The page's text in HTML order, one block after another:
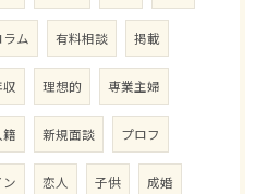
ラム 有料相談 掲載
収 理想的 専業主婦
籍 新規面談 プロフ
恋人 子供 成婚